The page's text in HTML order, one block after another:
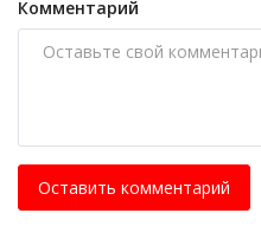
Комментарий
Оставить комментарий